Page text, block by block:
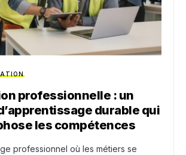
professionnelle : un
durable qui
les compétences
professionnel où les métiers se